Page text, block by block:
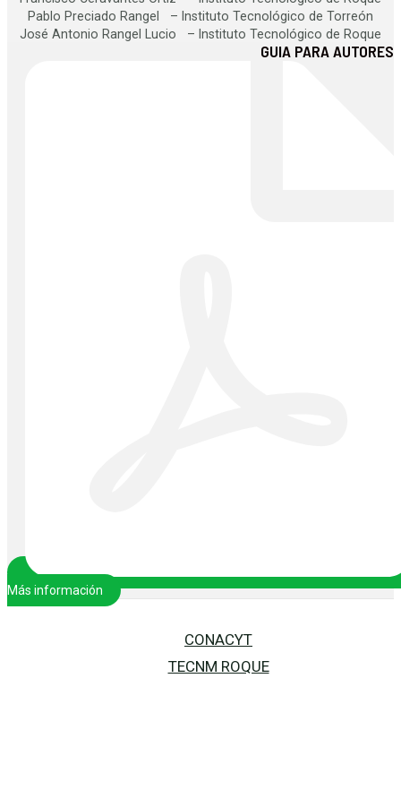
Pablo Preciado Rangel – Instituto Tecnológico de Torreón
José Antonio Rangel Lucio – Instituto Tecnológico de Roque
GUIA PARA AUTORES
Más información
CONACYT
TECNM ROQUE